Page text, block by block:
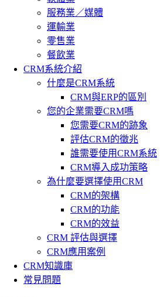
服務業／媒體
運輸業
零售業
餐飲業
CRM系統介紹
什麼是CRM系統
CRM與ERP的區別
您的企業需要CRM嗎
您需要CRM的跡象
評估CRM的徵兆
誰需要使用CRM系統
CRM導入成功策略
為什麼要選擇使用CRM
CRM的架構
CRM的功能
CRM的效益
CRM 評估與選擇
CRM應用案例
CRM知識庫
常見問題